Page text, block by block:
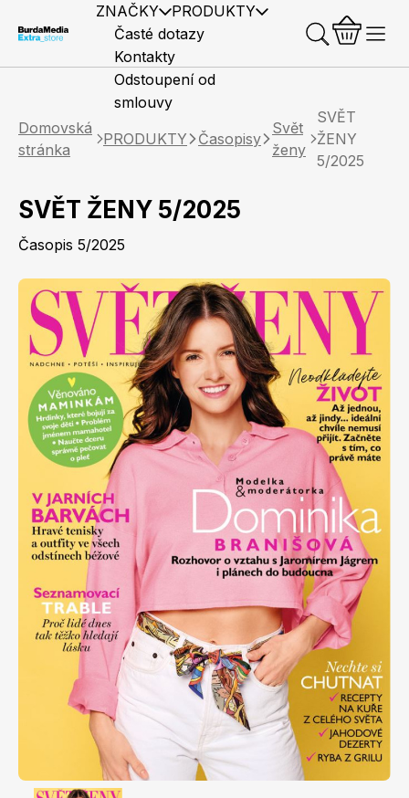
ZNAČKY PRODUKTY
Elle
Marianne
Apetit
Svět ženy
Elle Decoration
Marianne Bydlení
Marianne Venkov & styl
Předplatné časopisů
Knihy Merch
Časté dotazy
Kontakty
Odstoupení od
smlouvy
Domovská
stránka
PRODUKTY Časopisy
Svět
ženy
SVĚT
ŽENY
5/2025
SVĚT ŽENY 5/2025
Časopis 5/2025